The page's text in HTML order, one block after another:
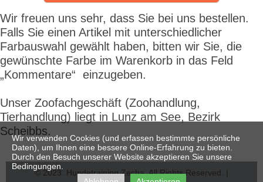
Wir freuen uns sehr, dass Sie bei uns bestellen.
Falls Sie einen Artikel mit unterschiedlicher
Farbauswahl gewählt haben, bitten wir Sie, die
gewünschte Farbe im Warenkorb in das Feld
„Kommentare“ einzugeben.
Unser Zoofachgeschäft (Zoohandlung,
Tierhandlung) liegt in Lunz am See, Bezirk
Scheibbs.
© 2023. Hundetraining Zecha. All Rights Reserved. |
Wir verwenden Cookies (und erfassen bestimmte persönliche
Daten), um Ihnen eine bessere Online-Erfahrung zu bieten.
Durch den Besuch unserer Website akzeptieren Sie unsere
Bedingungen.